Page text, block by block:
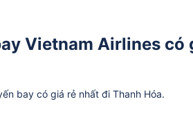
Vietnam Airlines có
bay có giá rẻ nhất đi Thanh Hóa.